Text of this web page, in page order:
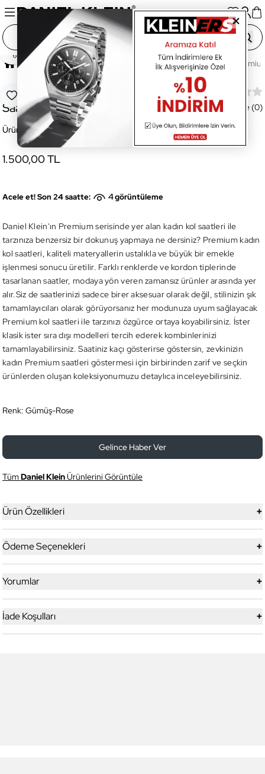
Ana Sayfa Saatler Kadın Saat DK.1.12924.5
Favoriye Ekle
Paylaş
DK.1.12924.5 Premium Kadın Kol
Saati
Ürün Kodu:DK.1.12924.5
Değerlendirme (0)
1.500,00 TL
Acele et! Son 24 saatte: 4görüntüleme
Daniel Klein'ın Premium serisinde yer alan kadın kol saatleri ile
tarzınıza benzersiz bir dokunuş yapmaya ne dersiniz? Premium kadın
kol saatleri, kaliteli materyallerin ustalıkla ve büyük bir emekle
işlenmesi sonucu üretilir. Farklı renklerde ve kordon tiplerinde
tasarlanan saatler, modaya yön veren zamansız ürünler arasında yer
alır.Siz de saatlerinizi sadece birer aksesuar olarak değil, stilinizin şık
tamamlayıcıları olarak görüyorsanız her modunuza uyum sağlayacak
Premium kol saatleri ile tarzınızı özgürce ortaya koyabilirsiniz. İster
klasik ister sıra dışı modelleri tercih ederek kombinlerinizi
tamamlayabilirsiniz. Saatiniz kaçı gösterirse göstersin, zevkinizin
kadın Premium saatleri göstermesi için birbirinden zarif ve seçkin
ürünlerden oluşan koleksiyonumuzu detaylıca inceleyebilirsiniz.
Renk: Gümüş-Rose
Gelince Haber Ver
TümDaniel KleinÜrünlerini Görüntüle
Ürün Özellikleri +
Ödeme Seçenekleri +
Yorumlar +
İade Koşulları +